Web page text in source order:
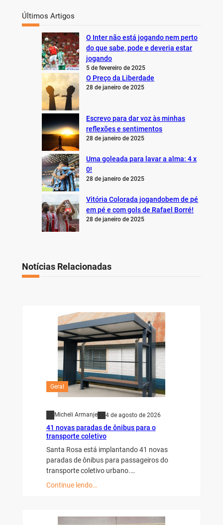
Últimos Artigos
O Inter não está jogando nem perto
do que sabe, pode e deveria estar
jogando
5 de fevereiro de 2025
O Preço da Liberdade
28 de janeiro de 2025
Escrevo para dar voz às minhas
reflexões e sentimentos
28 de janeiro de 2025
Uma goleada para lavar a alma: 4 x
0!
28 de janeiro de 2025
Vitória Colorada jogandobem de pé
em pé e com gols de Rafael Borré!
28 de janeiro de 2025
Notícias Relacionadas
Geral
Micheli Armanje 4 de agosto de 2026
41 novas paradas de ônibus para o
transporte coletivo
Santa Rosa está implantando 41 novas
paradas de ônibus para passageiros do
transporte coletivo urbano.…
Continue lendo…